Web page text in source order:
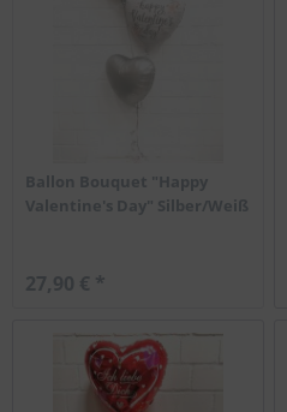
Ballon Bouquet "Happy
Valentine's Day" Silber/Weiß
27,90 € *